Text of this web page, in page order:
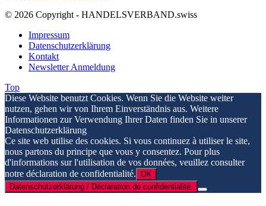
© 2026 Copyright - HANDELSVERBAND.swiss
Impressum
Datenschutzerklärung
Kontakt
Newsletter Anmeldung
Top
Diese Website benutzt Cookies. Wenn Sie die Website weiter
nutzen, gehen wir von Ihrem Einverständnis aus. Weitere
Informationen zur Verwendung Ihrer Daten finden Sie in unserer
Datenschutzerklärung
Ce site web utilise des cookies. Si vous continuez à utiliser le site,
nous partons du principe que vous y consentez. Pour plus
d'informations sur l'utilisation de vos données, veuillez consulter
notre déclaration de confidentialité. OK
Datenschutzerklärung / Déclaration de confidentialité.